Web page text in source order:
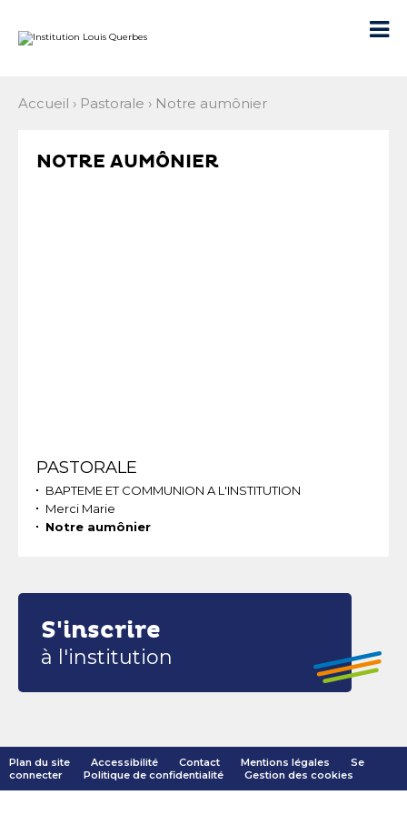
contenu.

Accueil › Pastorale › Notre aumônier
NOTRE AUMÔNIER
Navigation
PASTORALE
BAPTEME ET COMMUNION A L'INSTITUTION
Merci Marie
Notre aumônier
S'inscrire
à l'institution
Plan du site Accessibilité Contact Mentions légales
Se
connecter
Politique de confidentialité Gestion des cookies